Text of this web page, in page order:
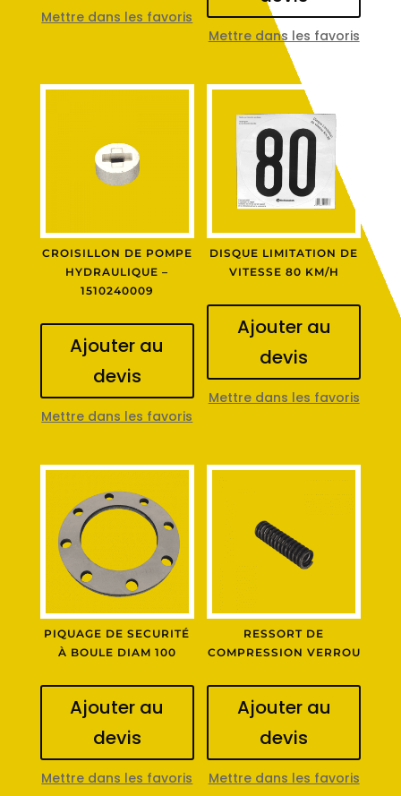
Mettre dans les favoris
Mettre dans les favoris
CROISILLON DE POMPE
HYDRAULIQUE –
1510240009
Ajouter au
devis
Mettre dans les favoris
DISQUE LIMITATION DE
VITESSE 80 KM/H
Ajouter au
devis
Mettre dans les favoris
PIQUAGE DE SECURITÉ
À BOULE DIAM 100
Ajouter au
devis
Mettre dans les favoris
RESSORT DE
COMPRESSION VERROU
Ajouter au
devis
Mettre dans les favoris